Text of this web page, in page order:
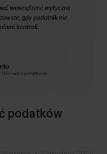
podatków